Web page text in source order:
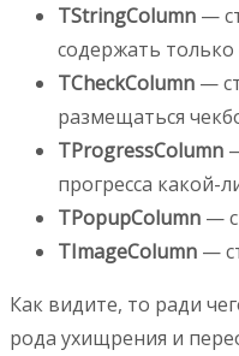
TStringColumn —
содержать только
TCheckColumn —
размещаться
TProgressColumn
прогресса какой-
TPopupColumn —
TImageColumn —
Как видите, то ради
рода ухищрения и